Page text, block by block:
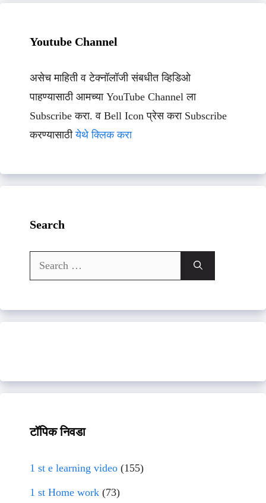
Youtube Channel
असेच माहिती व टेक्नॉलॉजी संबधीत व्हिडिओ
पाहण्यासाठी आमच्या YouTube Channel ला
Subscribe करा. व Bell Icon प्रेस करा Subscribe
करण्यासाठीयेथे क्लिक करा
Search
Search
for:
टॉपिक निवडा
1 st e learning video (155)
1 st Home work (73)